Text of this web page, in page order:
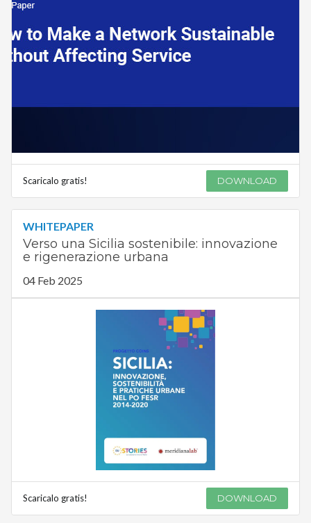
Scaricalo gratis! DOWNLOAD
WHITEPAPER
Verso una Sicilia sostenibile: innovazione
e rigenerazione urbana
04 Feb 2025
Scaricalo gratis! DOWNLOAD